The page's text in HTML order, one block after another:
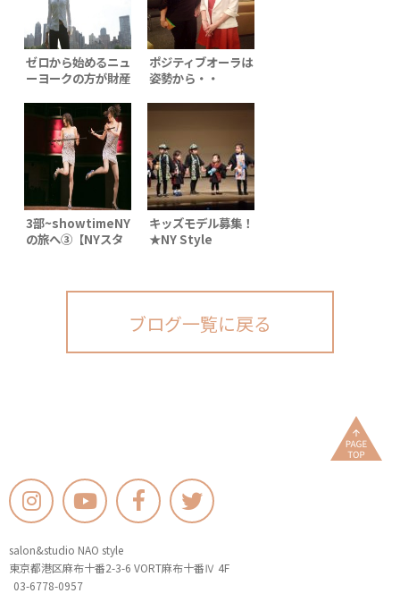
ゼロから始めるニュ
ーヨークの方が財産
ポジティブオーラは
姿勢から・・
3部~showtimeNY
の旅へ③【NYスタ
パーティー】
キッズモデル募集！
★NY Style
限定10名様 大募
ブログ一覧に戻る
salon&studio NAO style
東京都港区麻布十番2-3-6 VORT麻布十番Ⅳ 4F
03-6778-0957